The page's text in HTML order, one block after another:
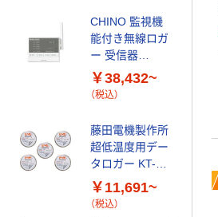
CHINO 監視機
能付き無線ロガ
ー 受信器
MD800R
￥38,432~
（税込）
藤田電機製作所
超低温度用デー
タロガー KT-
155F/EX
￥11,691~
（税込）